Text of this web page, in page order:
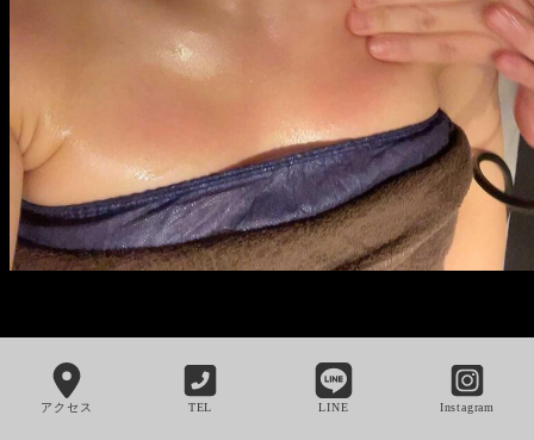
アクセス TEL LINE Instagram